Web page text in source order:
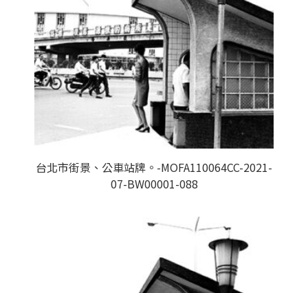
台北市街景、公車站牌。-MOFA110064CC-2021-
07-BW00001-088